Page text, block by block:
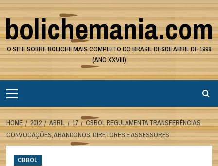
Skip
to
content
bolichemania.com
O SITE SOBRE BOLICHE MAIS COMPLETO DO BRASIL DESDE ABRIL DE 1998
(ANO XXVIII)
Menu
HOME 2012 ABRIL 17
CBBOL REGULAMENTA TRANSFERÊNCIAS,
CONVOCAÇÕES, ABANDONOS, DIRETORES E ASSESSORES
CBBOL